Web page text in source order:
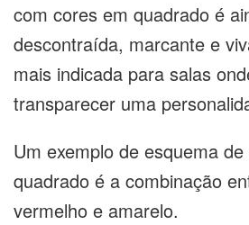
com cores em quadrado é
descontraída, marcante e
mais indicada para salas
transparecer uma
Um exemplo de esquema
quadrado é a combinação
vermelho e amarelo.